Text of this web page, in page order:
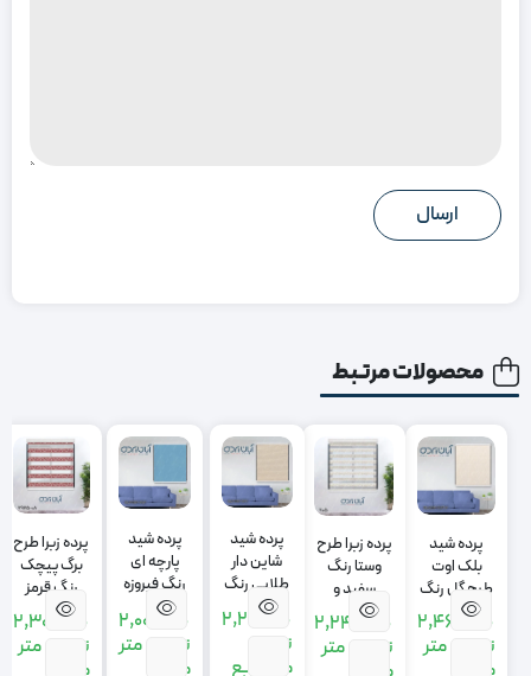
محصولات مرتبط
پرده شید
بلک اوت
طرح گل رنگ
رزگلد
(صورتی
روشن)
2,460,000
تومان
متر
پرده زبرا طرح
وستا رنگ
سفید و
نسکافه ای
2,249,000
تومان
متر
پرده شید
شاین دار
طلایی رنگ
فیلی
2,210,000
تومان
متر مربع
پرده شید
پارچه ای
رنگ فیروزه
ای
2,000,000
تومان
متر
مربع
پرده زبرا طرح
برگ پیچک
رنگ قرمز
2,300,000
تومان
متر
مربع